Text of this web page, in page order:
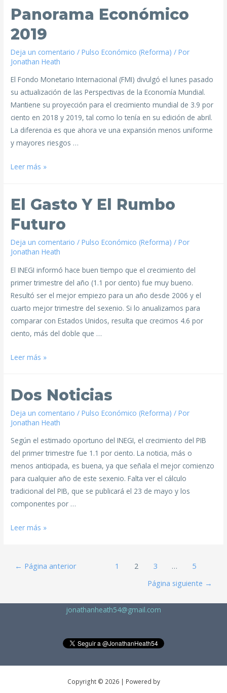
Panorama Económico
2019
Deja un comentario /Pulso Económico (Reforma) / Por
Jonathan Heath
El Fondo Monetario Internacional (FMI) divulgó el lunes pasado
su actualización de las Perspectivas de la Economía Mundial.
Mantiene su proyección para el crecimiento mundial de 3.9 por
ciento en 2018 y 2019, tal como lo tenía en su edición de abril.
La diferencia es que ahora ve una expansión menos uniforme
y mayores riesgos …
Leer más »
El Gasto Y El Rumbo
Futuro
Deja un comentario /Pulso Económico (Reforma) / Por
Jonathan Heath
El INEGI informó hace buen tiempo que el crecimiento del
primer trimestre del año (1.1 por ciento) fue muy bueno.
Resultó ser el mejor empiezo para un año desde 2006 y el
cuarto mejor trimestre del sexenio. Si lo anualizamos para
comparar con Estados Unidos, resulta que crecimos 4.6 por
ciento, más del doble que …
Leer más »
Dos Noticias
Deja un comentario /Pulso Económico (Reforma) / Por
Jonathan Heath
Según el estimado oportuno del INEGI, el crecimiento del PIB
del primer trimestre fue 1.1 por ciento. La noticia, más o
menos anticipada, es buena, ya que señala el mejor comienzo
para cualquier año de este sexenio. Falta ver el cálculo
tradicional del PIB, que se publicará el 23 de mayo y los
componentes por …
Leer más »
← Página anterior 1 2 3 …
5
Página siguiente →
jonathanheath54@gmail.com
Copyright © 2026 | Powered by